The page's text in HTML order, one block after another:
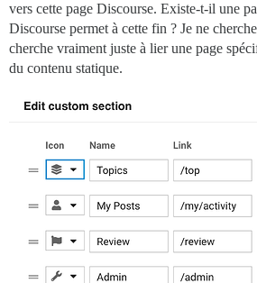
vers cette page Discourse. Existe-t-il une
Discourse permet à cette fin ? Je ne
cherche vraiment juste à lier une page
du contenu statique.